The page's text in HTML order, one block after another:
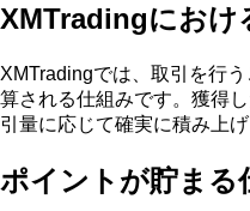
XMTradingにおけ
XMTradingでは、取引を行
算される仕組みです。獲得
引量に応じて確実に積み上
ポイントが貯まる